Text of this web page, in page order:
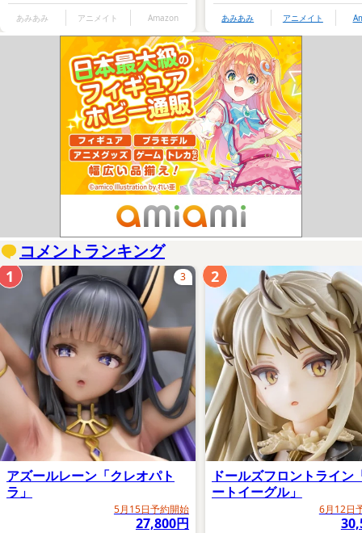
あみあみ アニメイト Amazon あみあみ アニメイト
コメントランキング
アズールレーン「クレオパト
ラ」
5月15日予約開始
27,800円
3
1
ドールズフロントライン
ートイーグル」
6月12日
2